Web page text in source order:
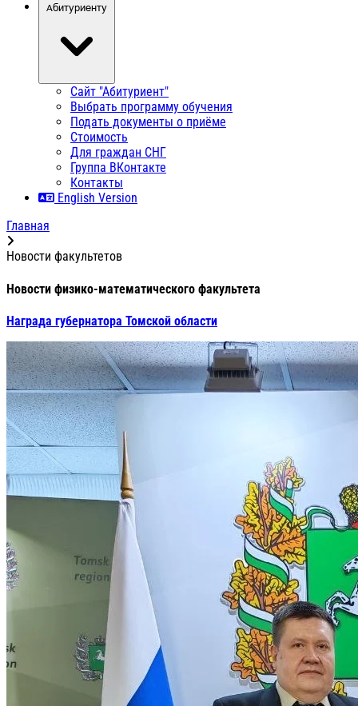
Абитуриенту
Сайт "Абитуриент"
Выбрать программу обучения
Подать документы о приёме
Стоимость
Для граждан СНГ
Группа ВКонтакте
Контакты
English Version
Главная
Новости факультетов
Новости физико-математического факультета
Награда губернатора Томской области